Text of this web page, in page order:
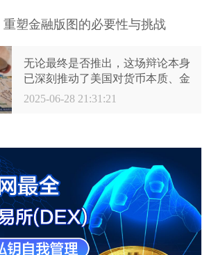
革命已非遥不可及的构想。尽管互
为全球构建更普惠、高效、安全的
未来跨境支付网络点燃了关键火
种。这场由数字货币引领的效率革
站在浪潮之巅。
塑金融版图的必要性与挑战
无论最终是否推出，这场辩论本身
已深刻推动了美国对货币本质、金
融架构与监管框架的再思考。数字
2025-06-28 21:31:21